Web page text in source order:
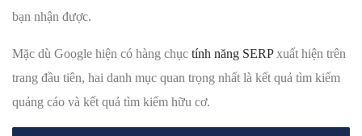
bạn nhận được.
Mặc dù Google hiện có hàng chục tính năng SERPxuất hiện trên
trang đầu tiên, hai danh mục quan trọng nhất là kết quả tìm kiếm
quảng cáo và kết quả tìm kiếm hữu cơ.